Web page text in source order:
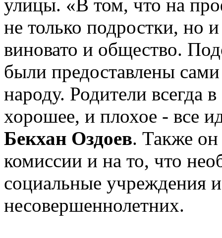
улицы. «В том, что на
не только подростки, но
виновато и общество.
были предоставлены
народу. Родители всегда
хорошее, и плохое - все
Бекхан Оздоев. Также
комиссии и на то, что
социальные учреждения
несовершеннолетних.